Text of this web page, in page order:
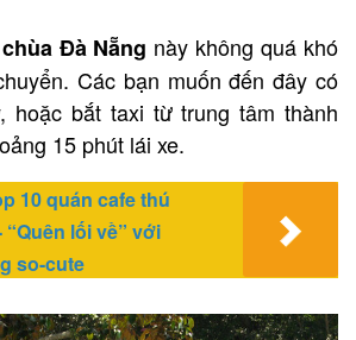
chùa Đà Nẵng này không quá khó
Các bạn muốn đến đây có
hoặc bắt taxi từ trung tâm thành
15 phút lái xe.
10 quán cafe thú
lối về” với
so-cute